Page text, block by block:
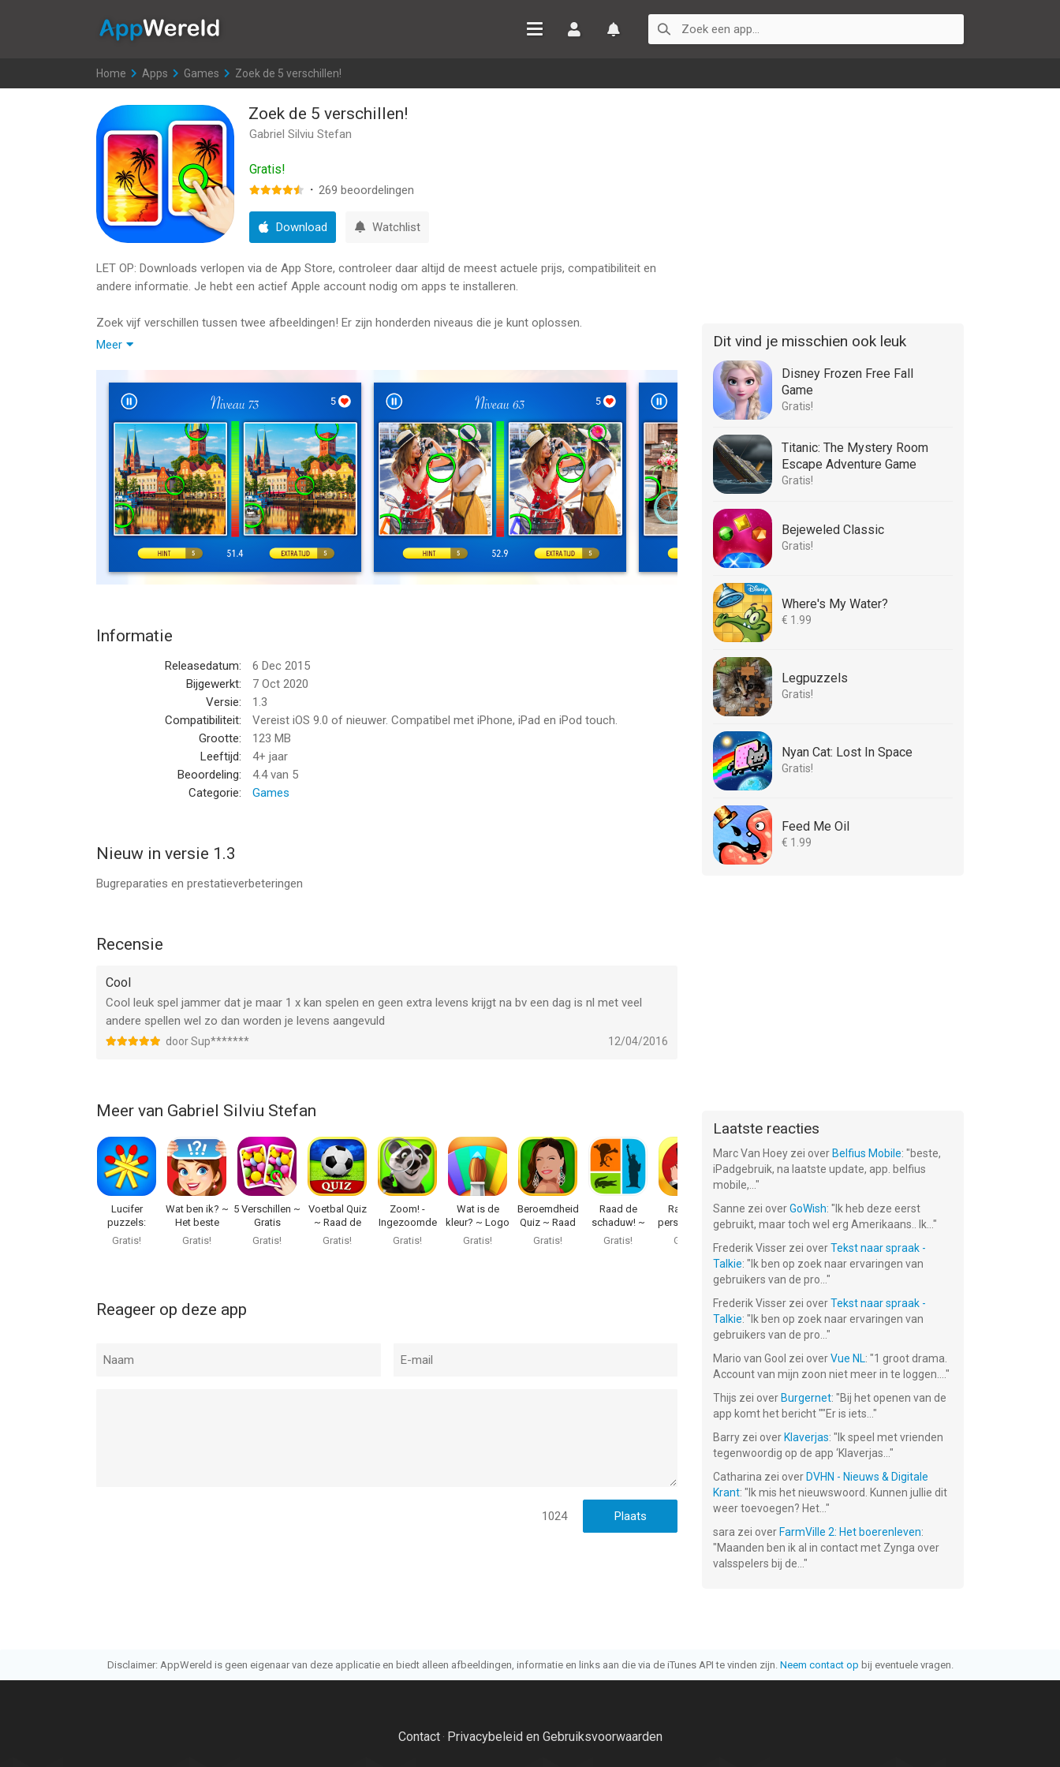
Home >
Apps >
Games >
Zoek de 5 verschillen!
Zoek de 5 verschillen!
Gabriel Silviu Stefan
Gratis!
· 269 beoordelingen
Download Watchlist
LET OP: Downloads verlopen via de App Store, controleer daar altijd de meest actuele prijs, compatibiliteit en
andere informatie. Je hebt een actief Apple account nodig om apps te installeren.
Zoek vijf verschillen tussen twee afbeeldingen! Er zijn honderden niveaus die je kunt oplossen.
Speel nu gratis!
Zoek de 5 verschillen! van Gabriel Silviu Stefan is een app voor iPhone, iPad en iPod touch met iOS versie 9.0 of
hoger, geschikt bevonden voor gebruikers met leeftijden vanaf4 jaar.
Informatie voor Zoek de 5 verschillen!is het laatst vergeleken op 8 Aug om 07:39.
Meer
Informatie
Releasedatum:
6 Dec 2015
Bijgewerkt:
7 Oct 2020
Versie:
1.3
Compatibiliteit:
Vereist iOS 9.0 of nieuwer. Compatibel met iPhone, iPad en iPod touch.
Grootte:
123 MB
Leeftijd:
4+ jaar
Beoordeling:
4.4van 5
Categorie:
Games
Nieuw in versie 1.3
Bugreparaties en prestatieverbeteringen
Recensie
Cool
Cool leuk spel jammer dat je maar 1 x kan spelen en geen extra levens krijgt na bv een dag is nl met veel
andere spellen wel zo dan worden je levens aangevuld
door Sup******* 12/04/2016
Meer van Gabriel Silviu Stefan
Lucifer
puzzels:
Spelletjes HD
Gratis!
Wat ben ik? ~
Het beste
party spel
Gratis!
5 Verschillen ~
Gratis
spelletjes
Gratis!
Voetbal Quiz
~ Raad de
speler en
Gratis!
Zoom! -
Ingezoomde
foto's
Gratis!
Wat is de
kleur? ~ Logo
quiz
Gratis!
Beroemdheid
Quiz ~ Raad
wie het is?
Gratis!
Raad de
schaduw! ~
Pop cultuur
Gratis!
Raad het
personage! ~
Gratis Logo
Gratis!
Raad het land!
Gratis!
Iconica
Nederland ~
spelletjes met
plaatjes
Gratis!
Woordspel ~
Quiz met 4
woord
Reageer op deze app
1024
Dit vind je misschien ook leuk
Disney Frozen Free Fall
Game
Gratis!
Titanic: The Mystery Room
Escape Adventure Game
Gratis!
Bejeweled Classic
Gratis!
Where's My Water?
€ 1.99
Legpuzzels
Gratis!
Nyan Cat: Lost In Space
Gratis!
Feed Me Oil
€ 1.99
Laatste reacties
Marc Van Hoey zei over Belfius Mobile: "beste,
iPadgebruik, na laatste update, app. belfius
mobile,... "
Sanne zei overGoWish: " Ik heb deze eerst
gebruikt, maar toch wel erg Amerikaans.. Ik... "
Frederik Visser zei overTekst naar spraak -
Talkie: " Ik ben op zoek naar ervaringen van
gebruikers van de pro... "
Frederik Visser zei overTekst naar spraak -
Talkie: " Ik ben op zoek naar ervaringen van
gebruikers van de pro... "
Mario van Gool zei overVue NL: "1 groot drama.
Account van mijn zoon niet meer in te loggen.... "
Thijs zei over Burgernet: "Bij het openen van de
app komt het bericht ""Er is iets... "
Barry zei over Klaverjas: " Ik speel met vrienden
tegenwoordig op de app ‘Klaverjas... "
Catharina zei over DVHN - Nieuws & Digitale
Krant: " Ik mis het nieuwswoord. Kunnen jullie dit
weer toevoegen? Het... "
sara zei over FarmVille 2: Het boerenleven:
"Maanden ben ik al in contact met Zynga over
valsspelers bij de... "
Disclaimer: AppWereld is geen eigenaar van deze applicatie en biedt alleen afbeeldingen, informatie en links aan die via de iTunes API te vinden zijn. Neem contact op bij eventuele vragen.
Contact· Privacybeleid en Gebruiksvoorwaarden